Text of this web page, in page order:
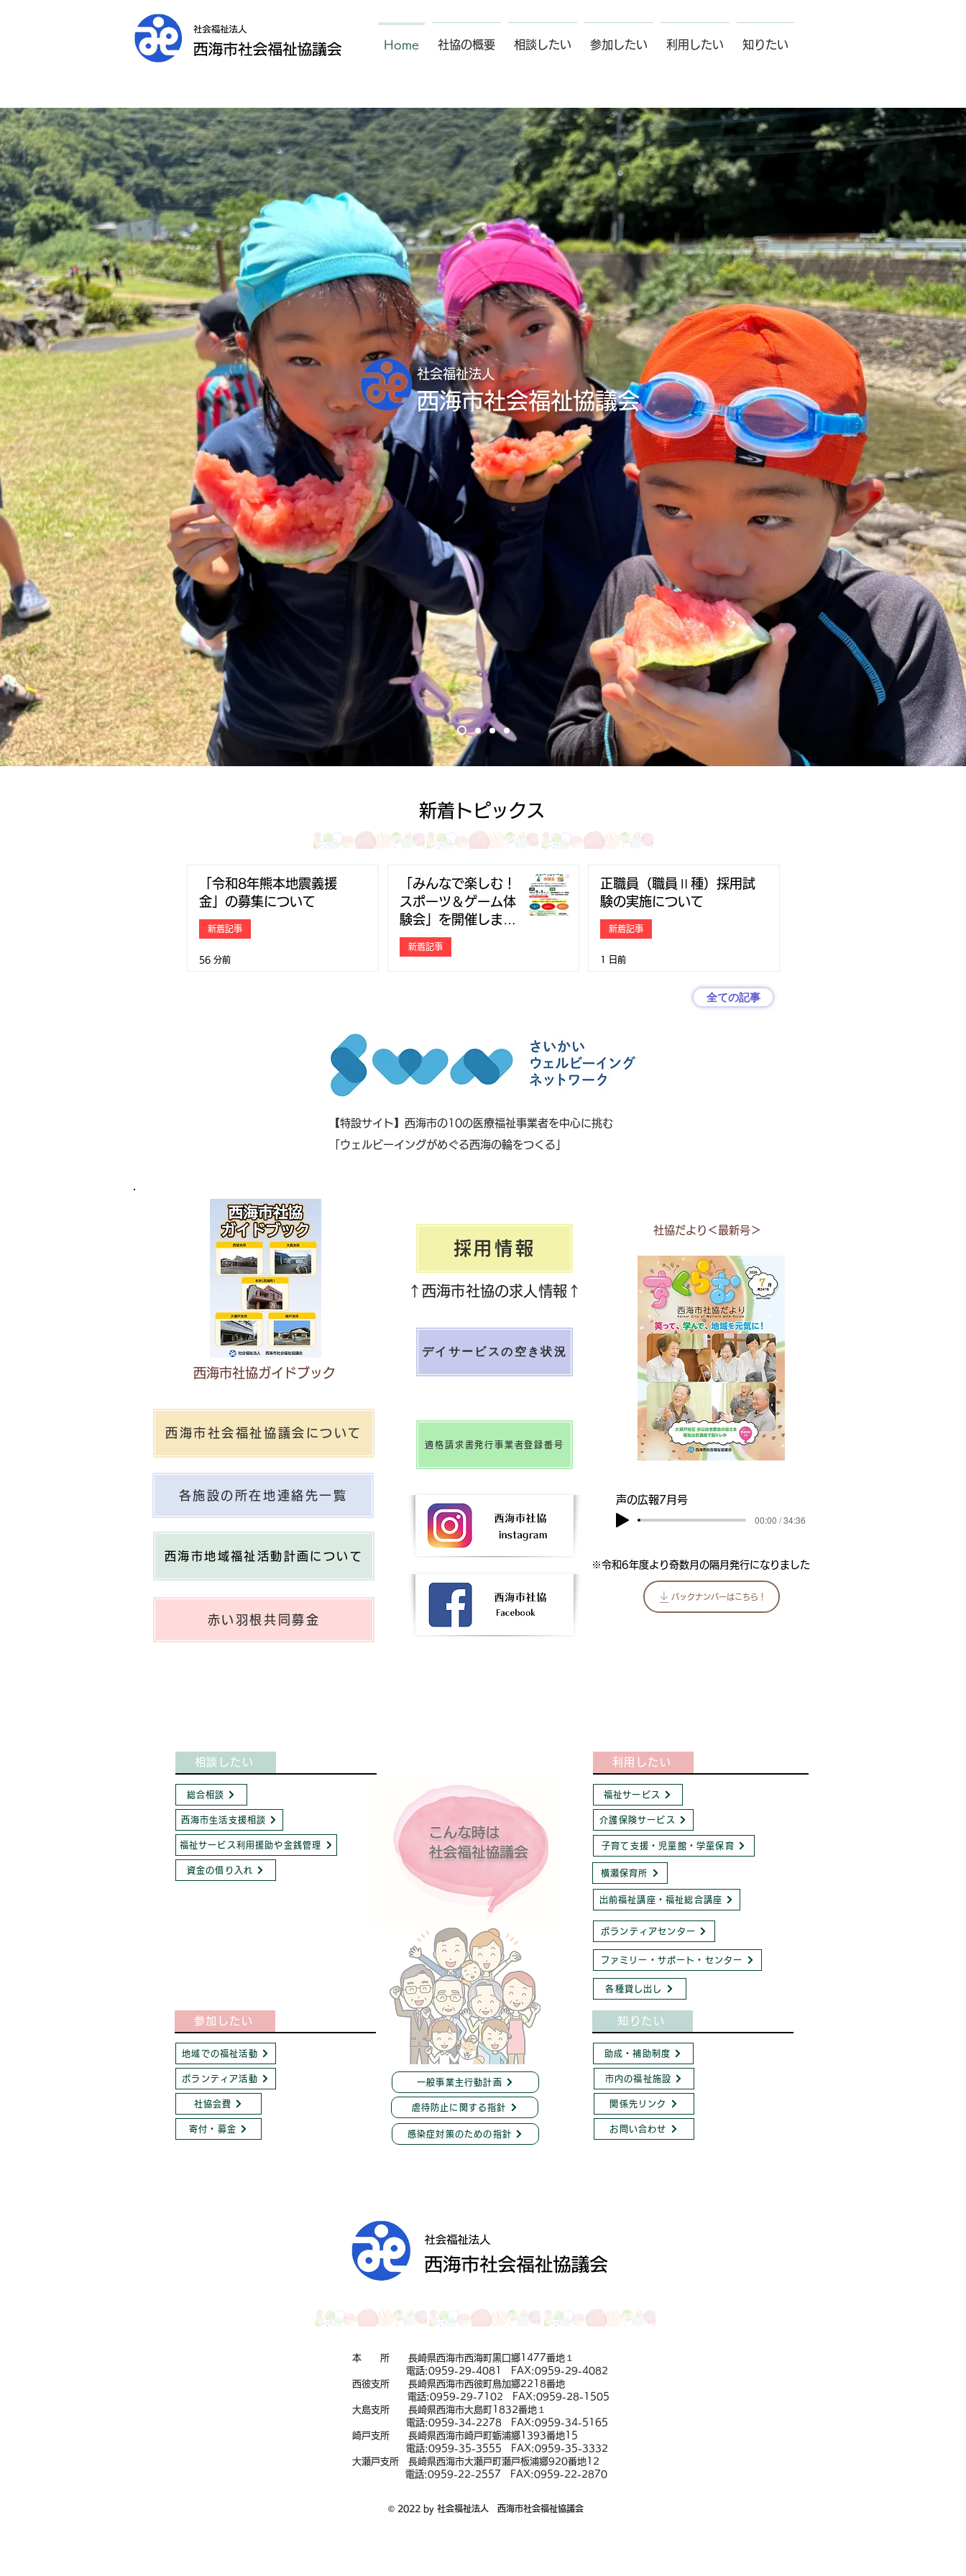
Home 社協の概要 相談したい 参加したい 利用したい 知りたい
社会福祉法人
西海市社会福祉協議会
新着​トピックス
「令和8年熊本地震義援
金」の募集について
新着記事
56 分前
「みんなで楽しむ！
スポーツ＆ゲーム体
験会」を開催しま
す！
新着記事
正職員（職員Ⅱ種）採用試
験の実施について
新着記事
1 日前
全ての記事
【特設サイト】西海市の10の医療福祉事業者を中心に挑む
「ウェルビーイングがめぐる西海の輪をつくる」
西海市社協ガイドブック
西海市社会福祉協議会について
各施設の所在地連絡先一覧
西海市地域福祉活動計画について
赤い羽根共同募金
採用情報
↑西海市社協の求人情報↑​
デイサービスの空き状況
適格請求書発行事業者登録番号
社協だより＜最新号＞
声の広報7月号
00:00 / 34:36
​※令和6年度より奇数月の隔月発行になりました
バックナンバーはこちら！
相談したい
総合相談
西海市生活支援相談
福祉サービス利用援助や金銭管理
資金の借り入れ
参加したい
地域での福祉活動
ボランティア活動
社協会費
寄付・募金
一般事業主行動計画
虐待防止に関する指針
感染症対策のための指針
利用したい
福祉サービス
介護保険サービス
子育て支援・児童館・学童保育
横瀬保育所
出前福祉講座・福祉総合講座
ボランティアセンター
ファミリー・サポート・センター
各種貸し出し
知りたい
助成・補助制度
市内の福祉施設
関係先リンク
お問い合わせ
本 所 長崎県西海市西海町黒口郷1477番地１
電話:0959-29-4081
FAX:0959-29-4082
西彼支所 長崎県西海市西彼町鳥加郷2218番地
電話:0959-29-7102 FAX:0959-28-1505
大島支所 長崎県西海市大島町1832番地１
電話:0959-34-2278 FAX:0959-34-5165
崎戸支所 長崎県西海市崎戸町蛎浦郷1393番地15
電話:0959-35-3555 FAX:0959-35-3332
大瀬戸支所 長崎県西海市大瀬戸町瀬戸板浦郷920番地12
電話:0959-22-2557 FAX:0959-22-2870
© 2022 by 社会福祉法人 西海市社会福祉協議会